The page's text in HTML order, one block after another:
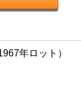
年ロット）